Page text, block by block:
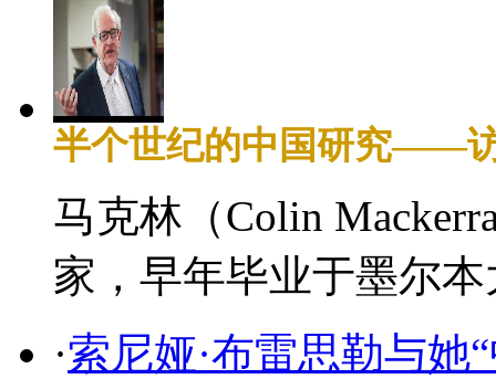
半个世纪的中国研究——
马克林（Colin
家，早年毕业于墨尔
·索尼娅·布雷思勒与她